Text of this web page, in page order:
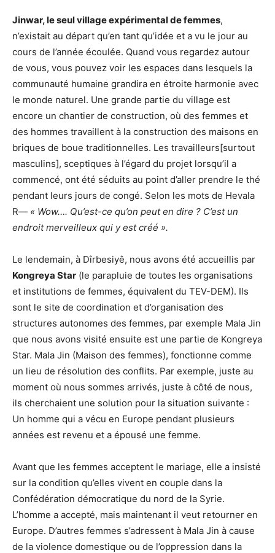
Jinwar, le seul village expérimental de femmes,
n’existait au départ qu’en tant qu’idée et a vu le jour au
cours de l’année écoulée. Quand vous regardez autour
de vous, vous pouvez voir les espaces dans lesquels la
communauté humaine grandira en étroite harmonie avec
le monde naturel. Une grande partie du village est
encore un chantier de construction, où des femmes et
des hommes travaillent à la construction des maisons en
briques de boue traditionnelles. Les travailleurs[surtout
masculins], sceptiques à l’égard du projet lorsqu’il a
commencé, ont été séduits au point d’aller prendre le thé
pendant leurs jours de congé. Selon les mots de Hevala
R— « Wow…. Qu’est-ce qu’on peut en dire ? C’est un
endroit merveilleux qui y est créé ».
Le lendemain, à Dîrbesiyê, nous avons été accueillis par
Kongreya Star (le parapluie de toutes les organisations
et institutions de femmes, équivalent du TEV-DEM). Ils
sont le site de coordination et d’organisation des
structures autonomes des femmes, par exemple Mala Jin
que nous avons visité ensuite est une partie de Kongreya
Star. Mala Jin (Maison des femmes), fonctionne comme
un lieu de résolution des conflits. Par exemple, juste au
moment où nous sommes arrivés, juste à côté de nous,
ils cherchaient une solution pour la situation suivante :
Un homme qui a vécu en Europe pendant plusieurs
années est revenu et a épousé une femme.
Avant que les femmes acceptent le mariage, elle a insisté
sur la condition qu’elles vivent en couple dans la
Confédération démocratique du nord de la Syrie.
L’homme a accepté, mais maintenant il veut retourner en
Europe. D’autres femmes s’adressent à Mala Jin à cause
de la violence domestique ou de l’oppression dans la